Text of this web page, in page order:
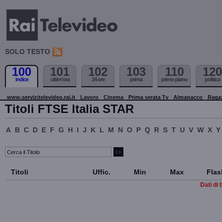
SOLO TESTO
100
indice
101
ultim'ora
102
24 ore
103
prima
110
primo piano
120
politica
www.servizitelevideo.rai.it Lavoro Cinema Prima serata Tv Almanacco
Titoli FTSE Italia STAR
A B C D E F G H I J K L M N O P Q R S T U V W X Y
Titoli Uffic. Min Max
Dati di